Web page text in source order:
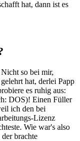
hat, dann ist es
so bei mir,
hat, derlei Papp
es ruhig aus:
DOS)! Einen Füller
ich den bei
Lizenz
Wie war's also
brachte